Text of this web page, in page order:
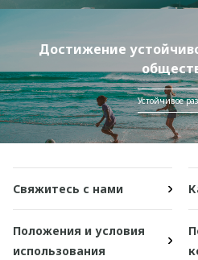
Достижение
Устойчивое
Свяжитесь с нами
Положения и условия
использования